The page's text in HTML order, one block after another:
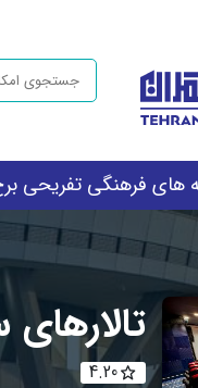
های فرهنگی تفریحی
تالارهای
4.20